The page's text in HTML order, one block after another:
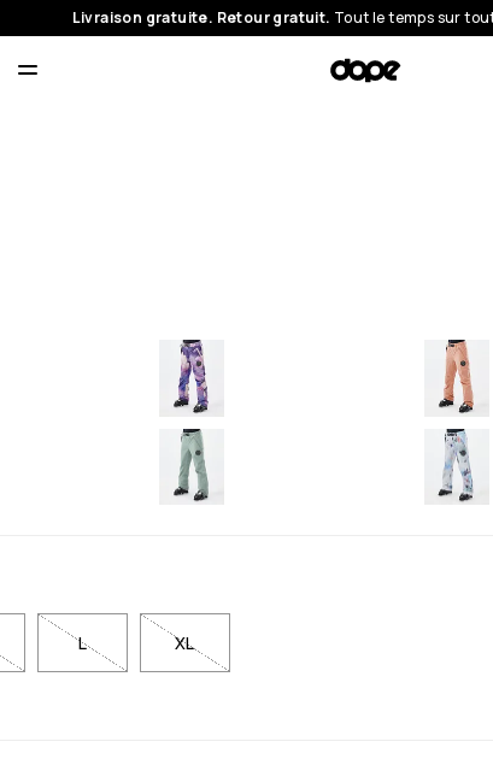
Livraison gratuite. Retour gratuit. Tout le temps sur
L XL